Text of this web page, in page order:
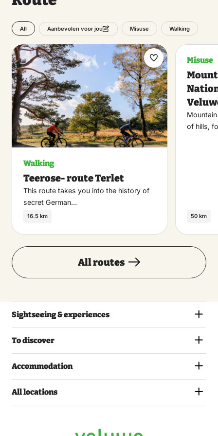
All Aanbevolen voor jou Misuse Walking
Walking
Teerose- route Terlet
This route takes you into the history of
secret German…
16.5 km
Maak
favoriet
Misuse
of hills,
50 km
All routes
Sightseeing & experiences
To discover
Accommodation
All locations